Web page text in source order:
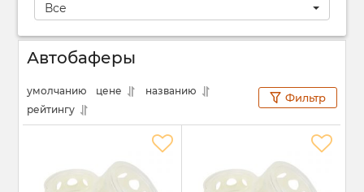
Все
Автобаферы
умолчанию цене
названию
рейтингу
Фильтр